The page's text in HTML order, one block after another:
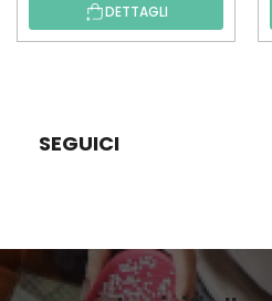
DETTAGLI
G
SEGUICI